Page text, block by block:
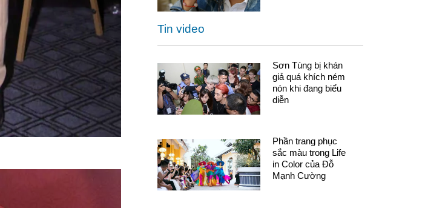
Tin video
Sơn Tùng bị khán
giả quá khích ném
nón khi đang biểu
diễn
Phần trang phục
sắc màu trong Life
in Color của Đỗ
Mạnh Cường